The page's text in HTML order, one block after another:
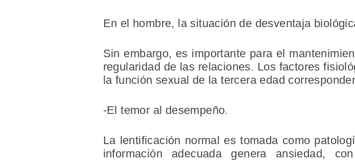
En el hombre, la situación de desventaja
Sin embargo, es importante para el
regularidad de las relaciones. Los factores
la función sexual de la tercera edad
-El temor al desempeño.
La lentificación normal es tomada como
información adecuada genera ansiedad,